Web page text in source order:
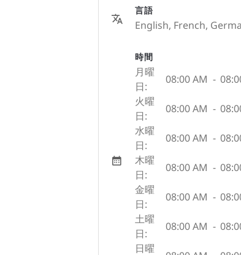
言語
English, French,
時間
月曜
日:
08:00 AM -
火曜
日:
08:00 AM -
水曜
日:
08:00 AM -
木曜
日:
08:00 AM -
金曜
日:
08:00 AM -
土曜
日:
08:00 AM -
日曜